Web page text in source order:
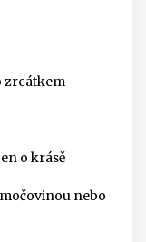
zrcátkem
o krásě
nebo